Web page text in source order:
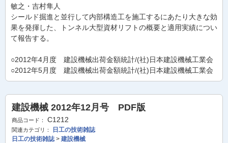
敏之・吉村隼人
シールド掘進と並行して内部構造工を施工するにあたり大きな効
果を発揮した、トンネル大型資材リフトの概要と適用実績につい
て報告する。
○2012年4月度 建設機械出荷金額統計/(社)日本建設機械工業会
○2012年5月度 建設機械出荷金額統計/(社)日本建設機械工業会
建設機械 2012年12月号 PDF版
商品コード： C1212
関連カテゴリ：
日工の技術雑誌
日工の技術雑誌> 建設機械